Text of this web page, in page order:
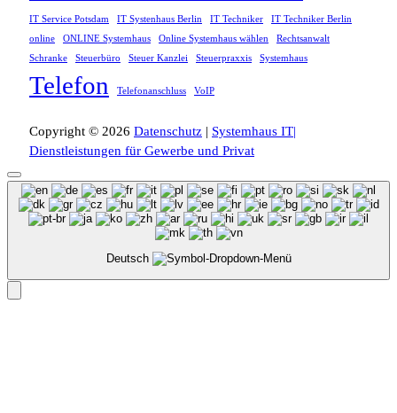
IT Service Potsdam IT Systenhaus Berlin IT Techniker
IT Techniker Berlin
online
ONLINE Systemhaus Online Systemhaus wählen
Rechtsanwalt
Schranke
Steuerbüro Steuer Kanzlei Steuerpraxxis Systemhaus
Telefon Telefonanschluss VoIP
Copyright © 2026 Datenschutz | Systemhaus IT|
Dienstleistungen für Gewerbe und Privat
Deutsch